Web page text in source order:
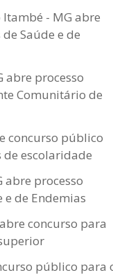
- MG abre
Saúde e de
abre processo
Comunitário de
concurso público
de escolaridade
abre processo
e de Endemias
concurso para
público para